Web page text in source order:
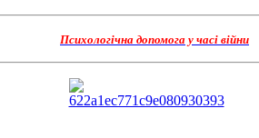
Психологічна допомога у часі війни